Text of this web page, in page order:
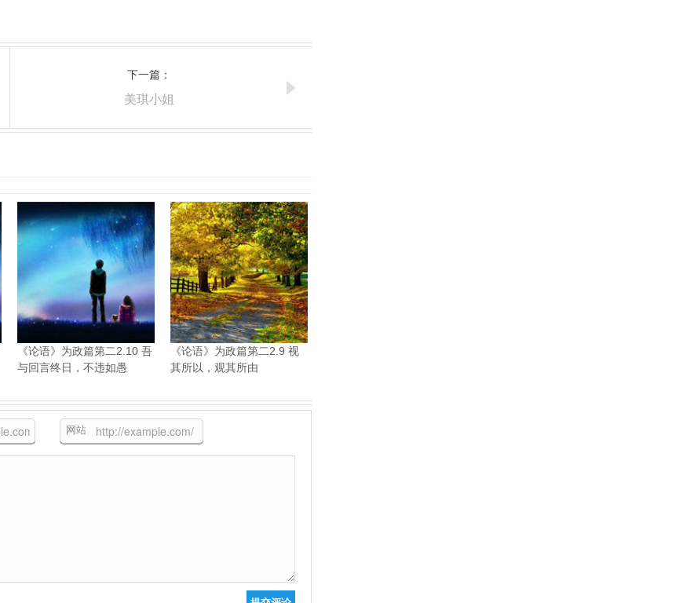
下一篇：
美琪小姐
《论语》为政篇第二2.10 吾
与回言终日，不违如愚
《论语》为政篇第二2.9 视
其所以，观其所由
网站